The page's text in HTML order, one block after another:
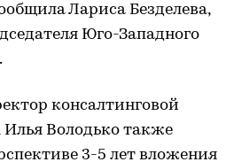
Лариса Безделева,
Юго-Западного
консалтинговой
Володько также
3-5 лет вложения